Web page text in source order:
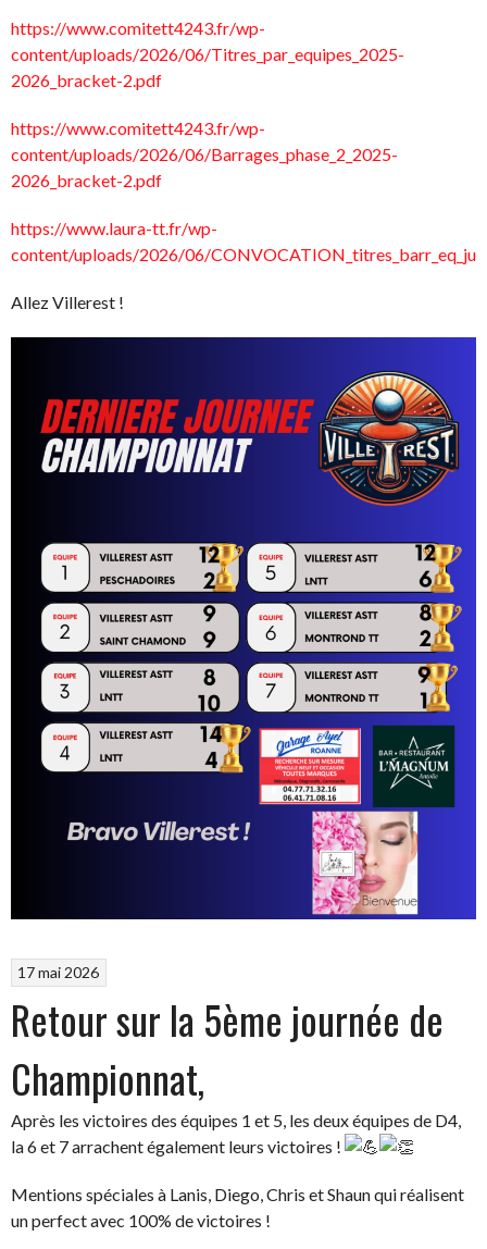
https://www.comitett4243.fr/wp-
content/uploads/2026/06/Titres_par_equipes_2025-
2026_bracket-2.pdf
https://www.comitett4243.fr/wp-
content/uploads/2026/06/Barrages_phase_2_2025-
2026_bracket-2.pdf
https://www.laura-tt.fr/wp-
content/uploads/2026/06/
Allez Villerest !
17 mai 2026
Retour sur la 5ème journée de
Championnat,
Après les victoires des équipes 1 et 5, les deux équipes de D4,
la 6 et 7 arrachent également leurs victoires !
Mentions spéciales à Lanis, Diego, Chris et Shaun qui réalisent
un perfect avec 100% de victoires !